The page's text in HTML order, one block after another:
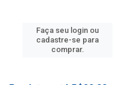
Faça seu login ou
cadastre-se para
comprar.